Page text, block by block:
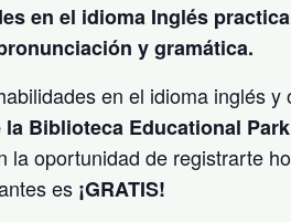
en el idioma Inglés
y gramática.
en el idioma inglés
Biblioteca Educational Park
la oportunidad de registrarte
es ¡GRATIS!